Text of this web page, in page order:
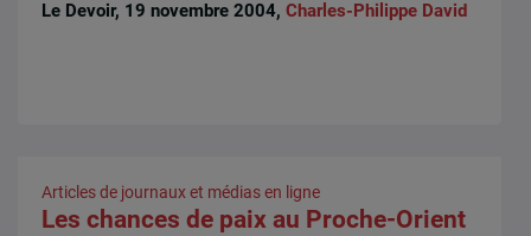
Le Devoir, 19 novembre 2004,Charles-Philippe David
Articles de journaux et médias en ligne
Les chances de paix au Proche-Orient